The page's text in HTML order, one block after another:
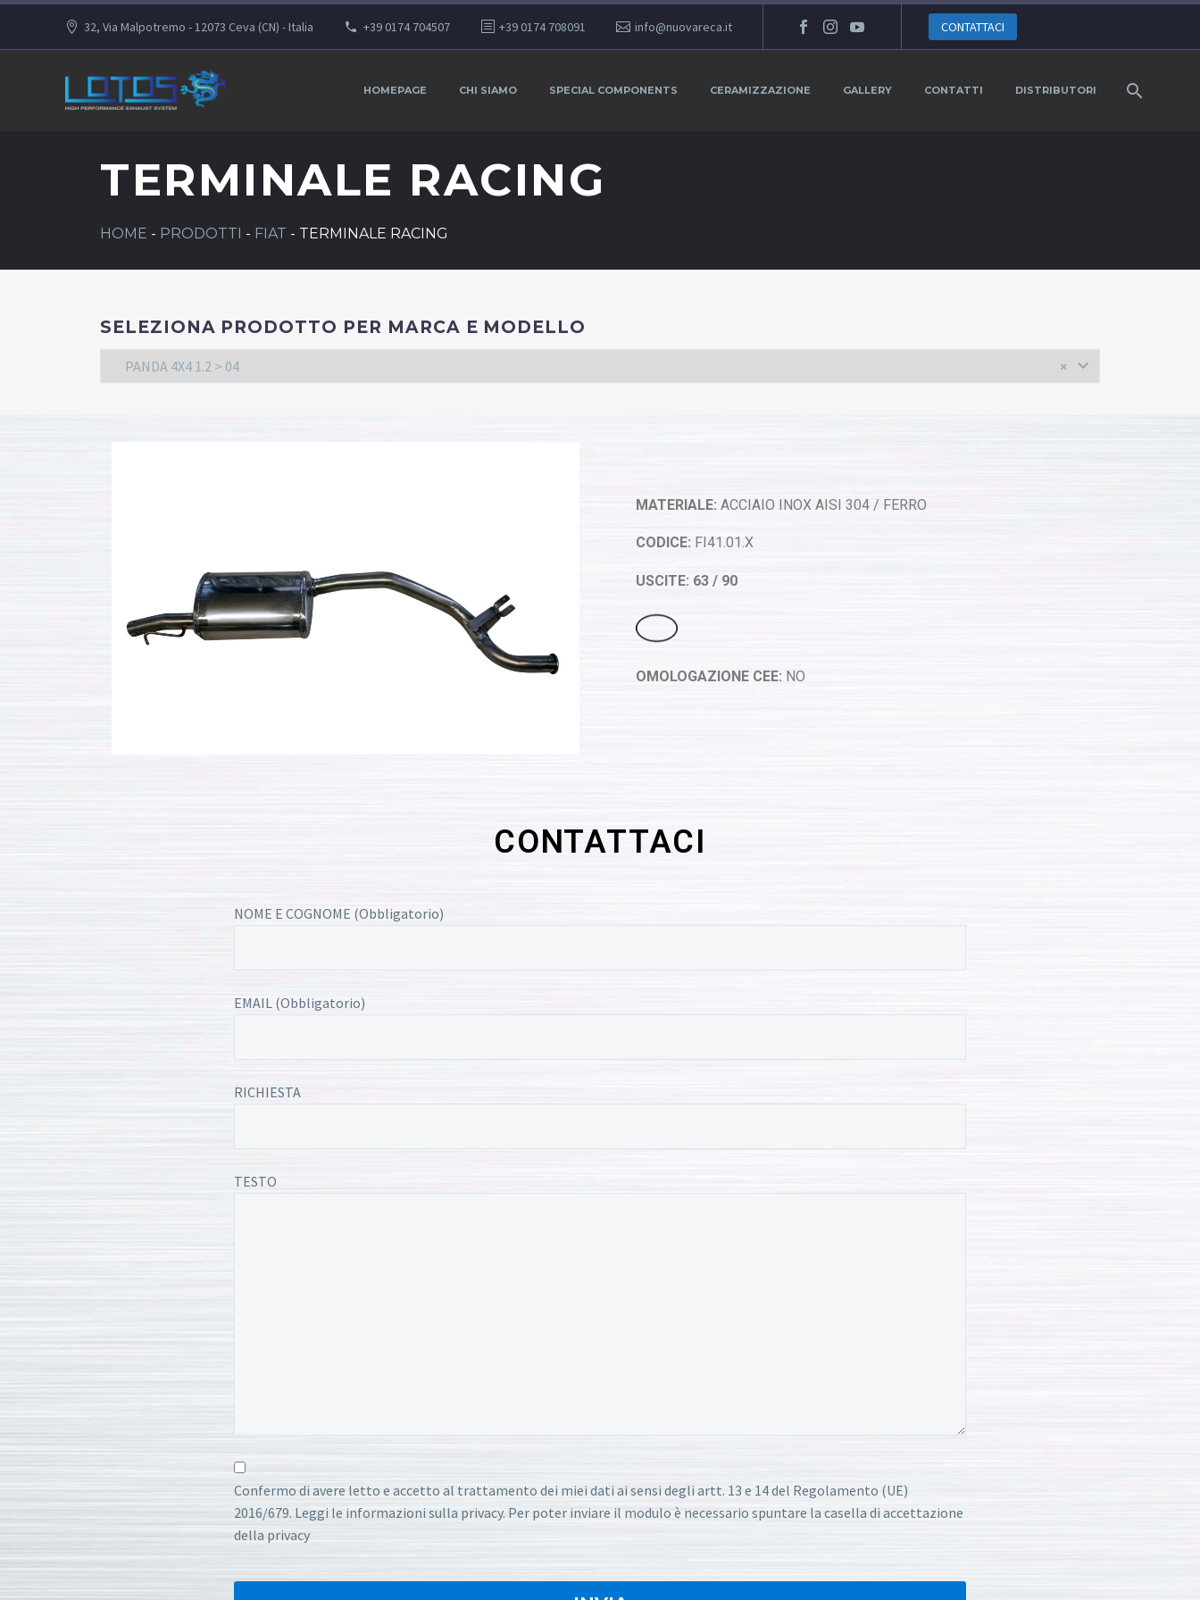
32, Via Malpotremo - 12073 Ceva (CN) - Italia +39 0174 704507 +39 0174 708091 info@nuovareca.it CONTATTACI
HOMEPAGE CHI SIAMO SPECIAL COMPONENTS CERAMIZZAZIONE GALLERY CONTATTI DISTRIBUTORI
TERMINALE RACING
HOME - PRODOTTI - FIAT - TERMINALE RACING
SELEZIONA PRODOTTO PER MARCA E MODELLO
×
PANDA 4X4 1.2 > 04
MATERIALE: ACCIAIO INOX AISI 304 / FERRO
CODICE: FI41.01.X
USCITE: 63 / 90
OMOLOGAZIONE CEE: NO
CONTATTACI
NOME E COGNOME (Obbligatorio)
EMAIL (Obbligatorio)
RICHIESTA
TESTO
Confermo di avere letto e accetto al trattamento dei miei dati ai sensi degli artt. 13 e 14 del Regolamento (UE)
2016/679. Leggi le informazioni sulla privacy. Per poter inviare il modulo è necessario spuntare la casella di accettazione
della privacy